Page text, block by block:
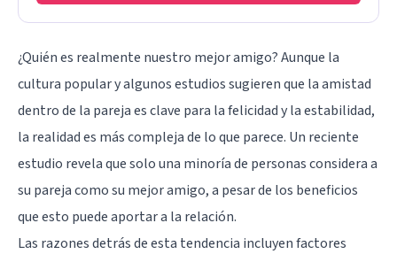
¿Quién es realmente nuestro mejor amigo? Aunque la
cultura popular y algunos estudios sugieren que laamistad
dentro de la pareja es clave para la felicidad y la estabilidad,
la realidad es más compleja de lo que parece. Un reciente
estudio revela que solo una minoría de personas considera a
su pareja como su mejor amigo, a pesar de los beneficios
que esto puede aportar a la relación.
Las razones detrás de esta tendencia incluyen factores